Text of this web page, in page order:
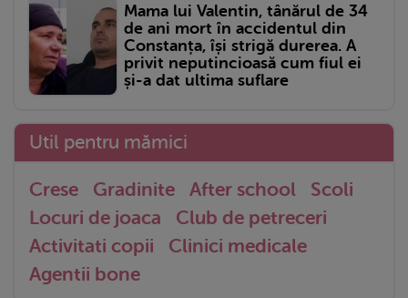
Mama lui Valentin, tânărul de 34
de ani mort în accidentul din
Constanța, își strigă durerea. A
privit neputincioasă cum fiul ei
și-a dat ultima suflare
Util pentru mămici
Crese Gradinite After school
Scoli
Locuri de joaca
Club de petreceri
Activitati copii
Clinici medicale
Agentii bone